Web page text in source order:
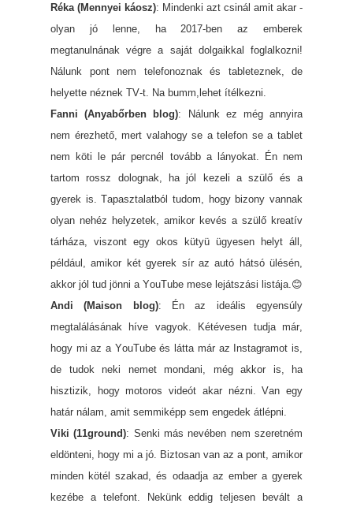
Réka (Mennyei káosz): Mindenki azt csinál amit akar -
olyan jó lenne, ha 2017-ben az emberek
megtanulnának végre a saját dolgaikkal foglalkozni!
Nálunk pont nem telefonoznak és tableteznek, de
helyette néznek TV-t. Na bumm,lehet ítélkezni.
Fanni (Anyabőrben blog): Nálunk ez még annyira
nem érezhető, mert valahogy se a telefon se a tablet
nem köti le pár percnél tovább a lányokat. Én nem
tartom rossz dolognak, ha jól kezeli a szülő és a
gyerek is. Tapasztalatból tudom, hogy bizony vannak
olyan nehéz helyzetek, amikor kevés a szülő kreatív
tárháza, viszont egy okos kütyü ügyesen helyt áll,
például, amikor két gyerek sír az autó hátsó ülésén,
akkor jól tud jönni a YouTube mese lejátszási listája.😊
Andi (Maison blog): Én az ideális egyensúly
megtalálásának híve vagyok. Kétévesen tudja már,
hogy mi az a YouTube és látta már az Instagramot is,
de tudok neki nemet mondani, még akkor is, ha
hisztizik, hogy motoros videót akar nézni. Van egy
határ nálam, amit semmiképp sem engedek átlépni.
Viki (11ground): Senki más nevében nem szeretném
eldönteni, hogy mi a jó. Biztosan van az a pont, amikor
minden kötél szakad, és odaadja az ember a gyerek
kezébe a telefont. Nekünk eddig teljesen bevált a